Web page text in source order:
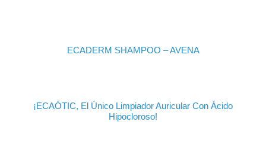
ECADERM SHAMPOO – AVENA
¡ECAÓTIC, El Único Limpiador Auricular Con Ácido
Hipocloroso!